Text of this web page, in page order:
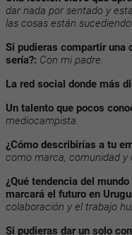
dar nada por sentado y
las cosas están
Si pudieras compartir una
sería?: Con mi padre.
La red social donde más
Un talento que pocos
mediocampista.
¿Cómo describirías a tu
como marca, comunidad y
¿Qué tendencia del
marcará el futuro en
colaboración y el trabajo
Si pudieras dar un solo